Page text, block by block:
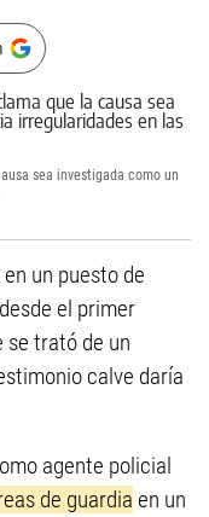
sea investigada como un
un puesto de
el primer
se trató de un
calve daría
agente policial
de guardia en un